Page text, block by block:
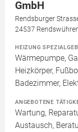
GmbH
Rendsburger
24537
HEIZUNG
Wärmepumpe,
Heizkörper,
Badezimmer,
ANGEBOTENE
Wartung,
Austausch,